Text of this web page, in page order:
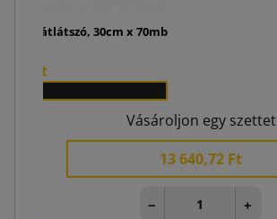
átlátszó, 30cm x 70mb
Ft
Vásároljon egy szettet
13 640,72 Ft
− +